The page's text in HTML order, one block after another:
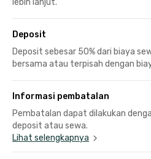
Deposit
Deposit sebesar 50% dari biaya
bersama atau terpisah dengan
Informasi pembatalan
Pembatalan dapat dilakukan
deposit atau sewa.
Lihat selengkapnya